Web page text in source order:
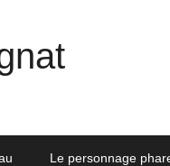
Le personnage